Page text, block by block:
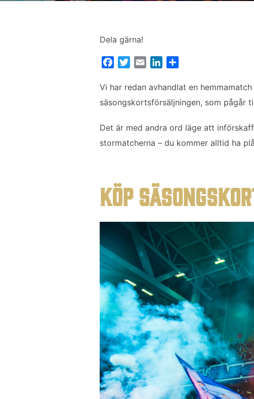
Dela gärna!
c
e
o
k
i
t
a
i
n
k
n
l
a
Vi har redan avhandlat en
säsongskortsförsäljningen, som pågår
Det är med andra ord läge att
stormatcherna – du kommer alltid ha
KÖP